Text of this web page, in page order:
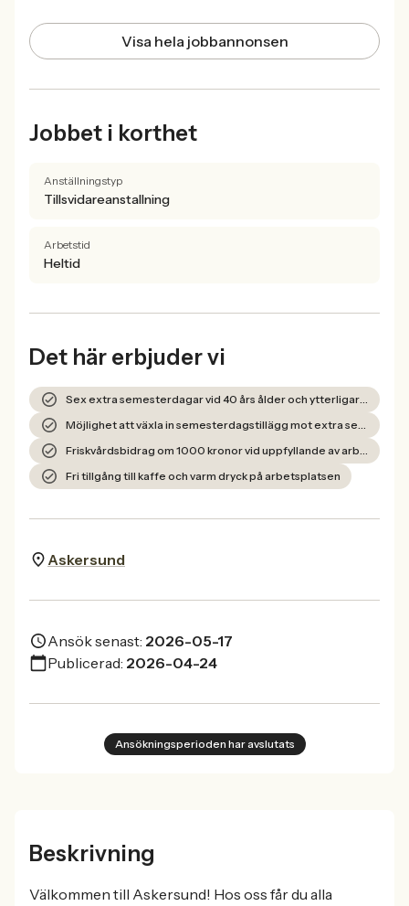
Visa hela jobbannonsen
Jobbet i korthet
Anställningstyp
Tillsvidareanstallning
Arbetstid
Heltid
Det här erbjuder vi
Sex extra semesterdagar vid 40 års ålder och ytterligare en vid 50
Möjlighet att växla in semesterdagstillägg mot extra semesterdagar
Friskvårdsbidrag om 1000 kronor vid uppfyllande av arbetstimmar
Fri tillgång till kaffe och varm dryck på arbetsplatsen
Askersund
Ansök senast: 2026-05-17
Publicerad: 2026-04-24
Ansökningsperioden har avslutats
Beskrivning
Välkommen till Askersund! Hos oss får du alla